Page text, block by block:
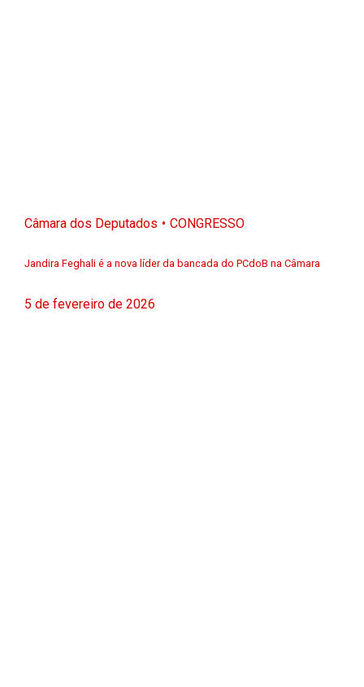
Câmara dos Deputados CONGRESSO
Jandira Feghali é a nova líder da bancada do PCdoB na Câmara
5 de fevereiro de 2026